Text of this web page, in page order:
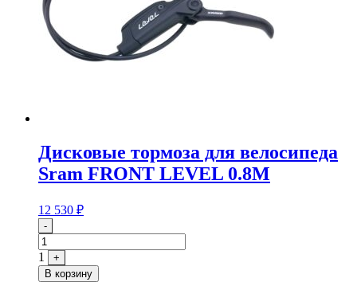
Дисковые тормоза для велосипеда
Sram FRONT LEVEL 0.8M
12 530 ₽
Quantity
-
1
+
В корзину